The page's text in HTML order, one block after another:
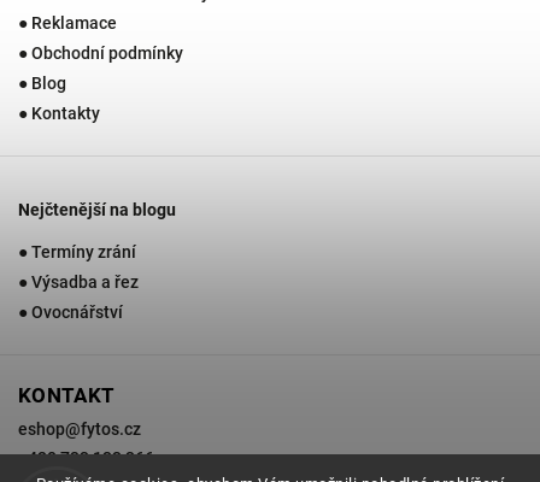
● Reklamace
● Obchodní podmínky
● Blog
● Kontakty
Nejčtenější na blogu
● Termíny zrání
● Výsadba a řez
● Ovocnářství
KONTAKT
eshop@fytos.cz
+420 733 133 366